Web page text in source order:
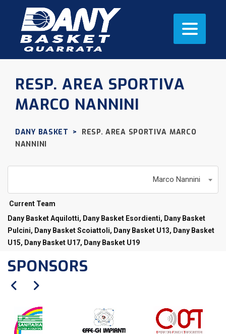
RESP. AREA SPORTIVA
MARCO NANNINI
DANY BASKET > RESP. AREA SPORTIVA MARCO
NANNINI
Marco Nannini
Current Team
Dany Basket Aquilotti, Dany Basket Esordienti, Dany Basket
Pulcini, Dany Basket Scoiattoli, Dany Basket U13, Dany Basket
U15, Dany Basket U17, Dany Basket U19
SPONSORS